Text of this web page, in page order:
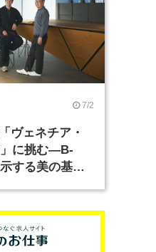
7/2
ヴェネチア・
」に挑む―B-
する美の基準